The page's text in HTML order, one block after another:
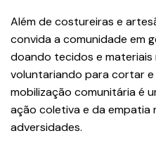
Além de costureiras e
convida a comunidade em
doando tecidos e materiais
voluntariando para cortar
mobilização comunitária é
ação coletiva e da empatia
adversidades.